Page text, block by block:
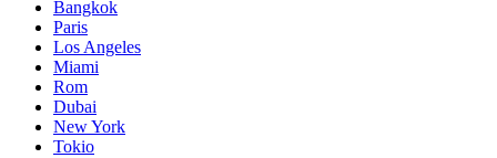
Bangkok
Paris
Los Angeles
Miami
Rom
Dubai
New York
Tokio